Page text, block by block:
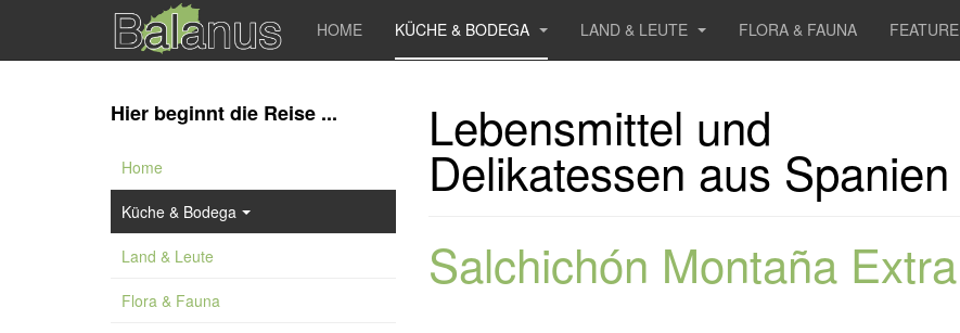
HOME KÜCHE & BODEGA LAND & LEUTE FLORA & FAUNA FEATURE
Lebensmittel und
Delikatessen aus Spanien
Salchichón Montaña Extra
Hier beginnt die Reise ...
Home
Küche & Bodega
Land & Leute
Flora & Fauna